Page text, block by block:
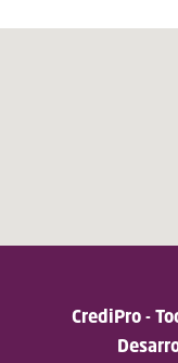
CrediPro -